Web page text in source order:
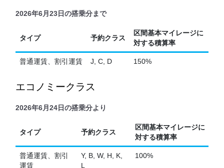
2026年6月23日の搭乗分まで
タイプ 予約クラス
区間基本マイレージに
対する積算率
普通運賃、割引運賃 J, C, D 150%
エコノミークラス
2026年6月24日の搭乗分より
タイプ 予約クラス
区間基本マイレージに
対する積算率
普通運賃、割引
運賃
Y, B, W, H, K,
L
100%